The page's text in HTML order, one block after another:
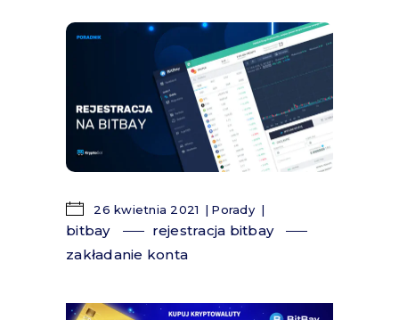
26 kwietnia 2021 Porady
bitbay
rejestracja bitbay
zakładanie konta